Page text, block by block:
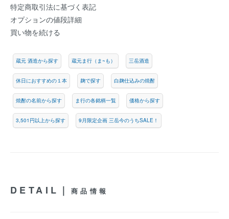
特定商取引法に基づく表記
オプションの値段詳細
買い物を続ける
蔵元 酒造から探す 蔵元ま行（ま~も） 三岳酒造
休日におすすめの１本 麹で探す 白麹仕込みの焼酎
焼酎の名前から探す ま行の各銘柄一覧 価格から探す
3,501円以上から探す 9月限定企画 三岳今のうちSALE！
DETAIL｜ 商品情報